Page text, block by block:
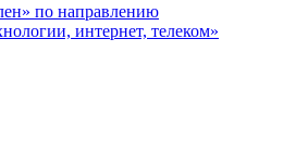
по направлению
интернет, телеком»